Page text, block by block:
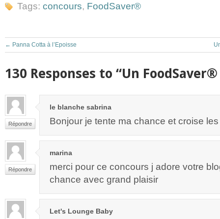
Tags: concours, FoodSaver®
← Panna Cotta à l’Epoisse
130 Responses to “Un
Répondre
le blanche sabrina
Bonjour je tente ma chance et croise
Répondre
marina
merci pour ce concours j adore votre
chance avec grand plaisir
Let's Lounge Baby